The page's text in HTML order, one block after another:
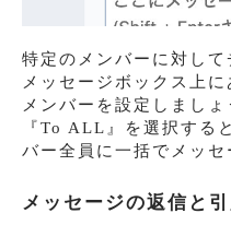
特定のメンバーに対して
メッセージボックス上
メンバーを設定しましょ
『To ALL』を選択する
バー全員に一括でメッセ
メッセージの返信と引